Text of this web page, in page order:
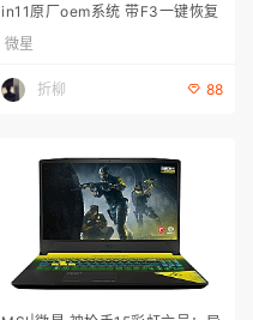
in11原厂oem系统 带F3一键恢复
微星
折柳 88